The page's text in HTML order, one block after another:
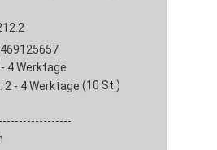
4 Werktage
(10 St.)